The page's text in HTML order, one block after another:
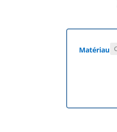
Matériau